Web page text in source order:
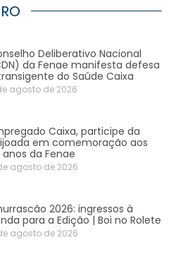
Deliberativo Nacional
da Fenae manifesta defesa
do Saúde Caixa
agosto de 2026
Caixa, participe da
em comemoração aos
anos da Fenae
agosto de 2026
2026: ingressos à
para a Edição | Boi no Rolete
agosto de 2026